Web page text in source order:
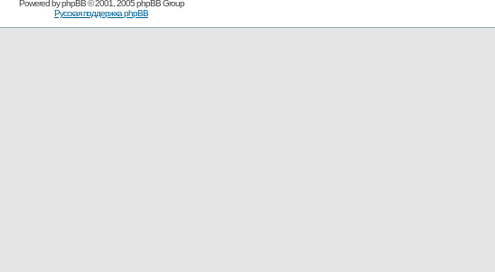
Powered byphpBB© 2001, 2005 phpBB Group
Русская поддержка phpBB